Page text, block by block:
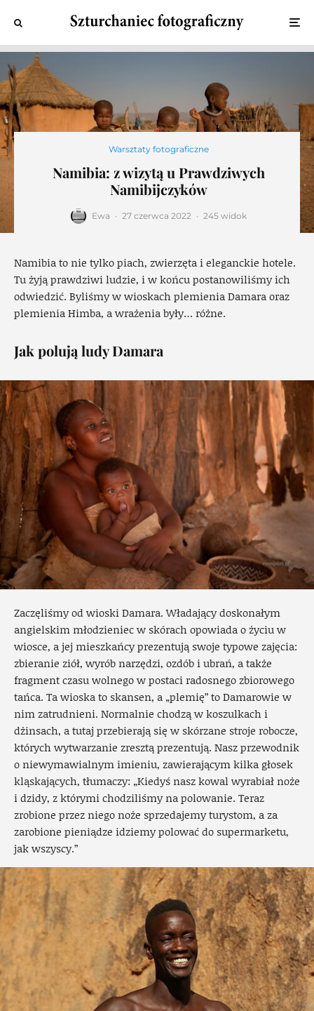
Warsztaty fotograficzne
Namibia: z wizytą u Prawdziwych
Namibijczyków
Ewa · 27 czerwca 2022 · 245 widok
Namibia to nie tylko piach, zwierzęta i eleganckie hotele.
Tu żyją prawdziwi ludzie, i w końcu postanowiliśmy ich
odwiedzić. Byliśmy w wioskach plemienia Damara oraz
plemienia Himba, a wrażenia były… różne.
Jak polują ludy Damara
Zaczęliśmy od wioski Damara. Władający doskonałym
angielskim młodzieniec w skórach opowiada o życiu w
wiosce, a jej mieszkańcy prezentują swoje typowe zajęcia:
zbieranie ziół, wyrób narzędzi, ozdób i ubrań, a także
fragment czasu wolnego w postaci radosnego zbiorowego
tańca. Ta wioska to skansen, a „plemię” to Damarowie w
nim zatrudnieni. Normalnie chodzą w koszulkach i
dżinsach, a tutaj przebierają się w skórzane stroje robocze,
których wytwarzanie zresztą prezentują. Nasz przewodnik
o niewymawialnym imieniu, zawierającym kilka głosek
kląskających, tłumaczy: „Kiedyś nasz kowal wyrabiał noże
i dzidy, z którymi chodziliśmy na polowanie. Teraz
zrobione przez niego noże sprzedajemy turystom, a za
zarobione pieniądze idziemy polować do supermarketu,
jak wszyscy.”